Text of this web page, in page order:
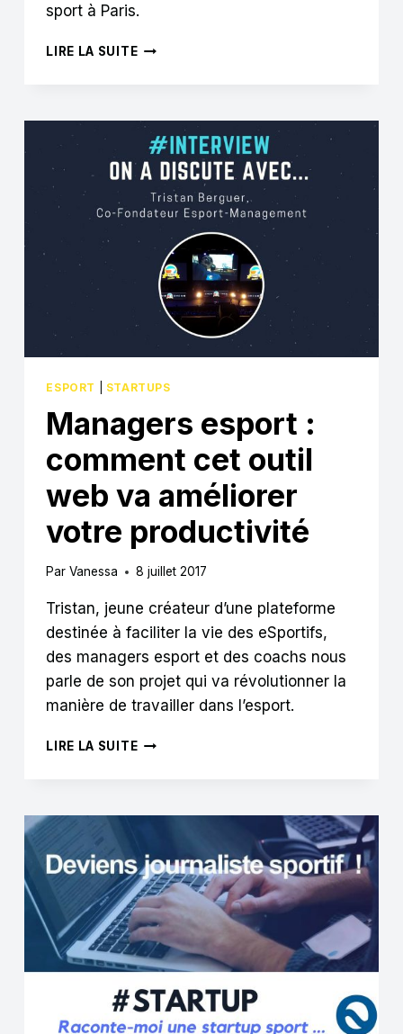
sport à Paris.
LIRE LA SUITEBABA
NOUVELLES
TECHNOLOGIES
ONT
PERMIS
AU
SPORT
D’ÉVOLUER »
ESPORT STARTUPS
Managers esport :
comment cet outil
web va améliorer
votre productivité
Par Vanessa 8 juillet 2017
Tristan, jeune créateur d’une plateforme
destinée à faciliter la vie des eSportifs,
des managers esport et des coachs nous
parle de son projet qui va révolutionner la
manière de travailler dans l’esport.
LIRE LA SUITEMANAGERS
CET
WEB
VA
AMÉLIORER
VOTRE
PRODUCTIVITÉ